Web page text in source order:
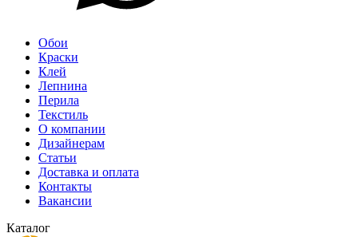
Обои
Краски
Клей
Лепнина
Перила
Текстиль
О компании
Дизайнерам
Статьи
Доставка и оплата
Контакты
Вакансии
Каталог